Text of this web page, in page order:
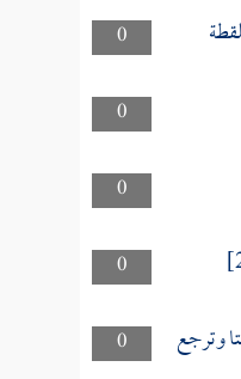
0
0
0
0
0
وترجع